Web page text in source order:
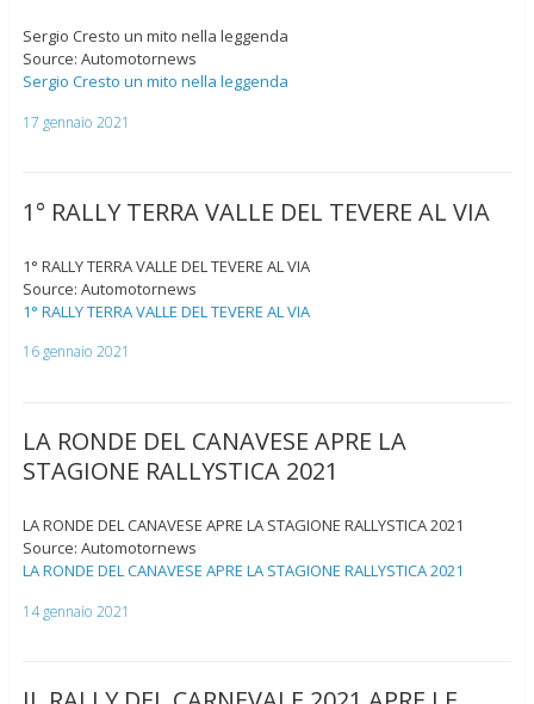
Sergio Cresto un mito nella leggenda
Source: Automotornews
Sergio Cresto un mito nella leggenda
17 gennaio 2021
1° RALLY TERRA VALLE DEL TEVERE AL VIA
1° RALLY TERRA VALLE DEL TEVERE AL VIA
Source: Automotornews
1° RALLY TERRA VALLE DEL TEVERE AL VIA
16 gennaio 2021
LA RONDE DEL CANAVESE APRE LA
STAGIONE RALLYSTICA 2021
LA RONDE DEL CANAVESE APRE LA STAGIONE RALLYSTICA 2021
Source: Automotornews
LA RONDE DEL CANAVESE APRE LA STAGIONE RALLYSTICA 2021
14 gennaio 2021